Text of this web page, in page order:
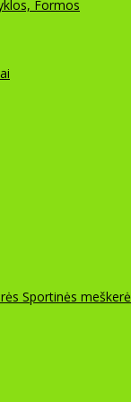
Formos
Sportinės